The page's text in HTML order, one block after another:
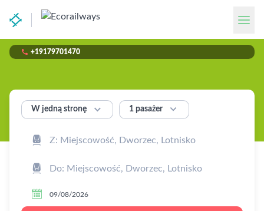
 +19179701470
W jedną stronę  1 pasażer 


